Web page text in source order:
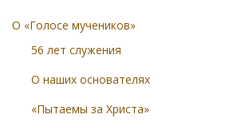
О «Голосе мучеников»
56 лет служения
О наших основателях
«Пытаемы за Христа»